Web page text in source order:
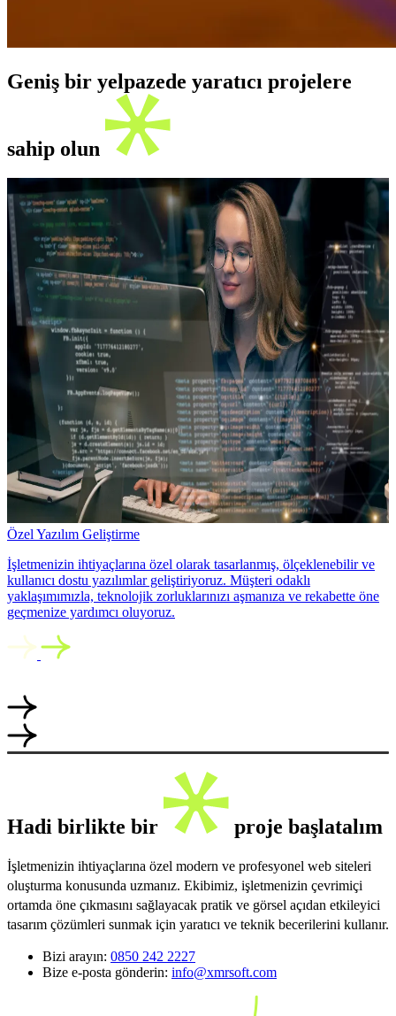
Geniş bir yelpazede yaratıcı projelere
sahip olun
Özel Yazılım Geliştirme
İşletmenizin ihtiyaçlarına özel olarak tasarlanmış, ölçeklenebilir ve
kullanıcı dostu yazılımlar geliştiriyoruz. Müşteri odaklı
yaklaşımımızla, teknolojik zorluklarınızı aşmanıza ve rekabette öne
geçmenize yardımcı oluyoruz.
Hadi birlikte bir proje başlatalım
İşletmenizin ihtiyaçlarına özel modern ve profesyonel web siteleri
oluşturma konusunda uzmanız. Ekibimiz, işletmenizin çevrimiçi
ortamda öne çıkmasını sağlayacak pratik ve görsel açıdan etkileyici
tasarım çözümleri sunmak için yaratıcı ve teknik becerilerini kullanır.
Bizi arayın: 0850 242 2227
Bize e-posta gönderin: info@xmrsoft.com